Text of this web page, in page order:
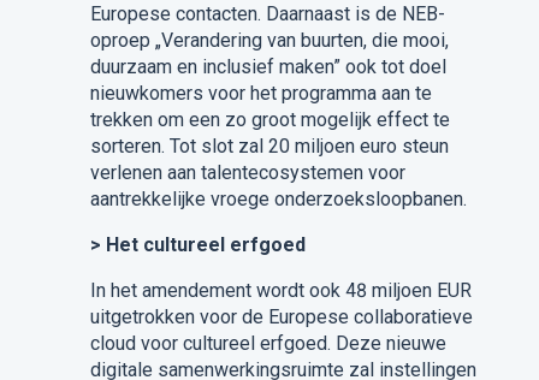
Europese contacten. Daarnaast is de NEB-
oproep „Verandering van buurten, die mooi,
duurzaam en inclusief maken” ook tot doel
nieuwkomers voor het programma aan te
trekken om een zo groot mogelijk effect te
sorteren. Tot slot zal 20 miljoen euro steun
verlenen aan talentecosystemen voor
aantrekkelijke vroege onderzoeksloopbanen.
> Het cultureel erfgoed
In het amendement wordt ook 48 miljoen EUR
uitgetrokken voor de Europese collaboratieve
cloud voor cultureel erfgoed. Deze nieuwe
digitale samenwerkingsruimte zal instellingen